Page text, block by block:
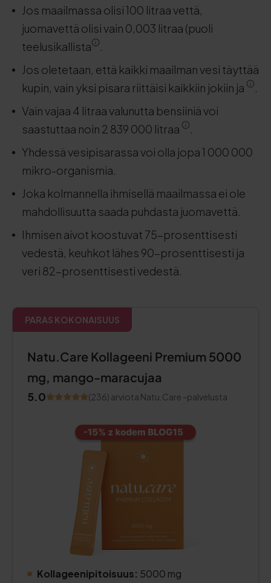
Jos maailmassa olisi 100 litraa vettä,
juomavettä olisi vain 0,003 litraa (puoli
teelusikallista
.
Jos oletetaan, että kaikki maailman vesi täyttää
kupin, vain yksi pisara riittäisi kaikkiin jokiin ja
.
Vain vajaa 4 litraa valunutta bensiiniä voi
saastuttaa noin 2 839 000 litraa
.
Yhdessä vesipisarassa voi olla jopa 1 000 000
mikro-organismia.
Joka kolmannella ihmisellä maailmassa ei ole
mahdollisuutta saada puhdasta juomavettä.
Ihmisen aivot koostuvat 75-prosenttisesti
vedestä, keuhkot lähes 90-prosenttisesti ja
veri 82-prosenttisesti vedestä.
PARAS KOKONAISUUS
Natu.Care Kollageeni Premium 5000
mg, mango-maracujaa
5.0 (236) arviota Natu.Care -palvelusta
Kollageenipitoisuus: 5000 mg